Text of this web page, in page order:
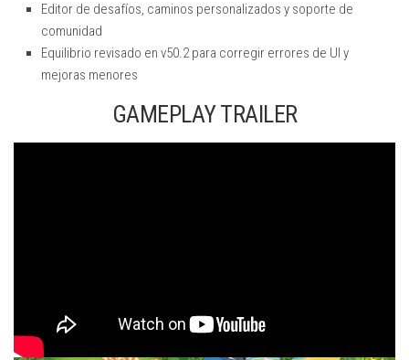
Editor de desafíos, caminos personalizados y soporte de
comunidad
Equilibrio revisado en v50.2 para corregir errores de UI y
mejoras menores
GAMEPLAY TRAILER